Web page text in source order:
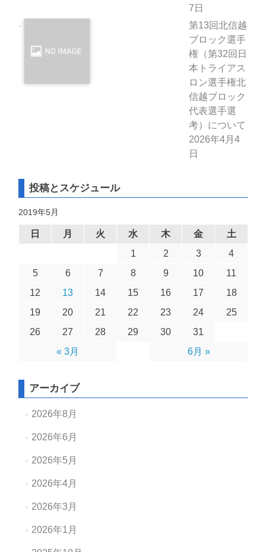
7日
第13回北信越
ブロック選手
権（第32回日
本トライアス
ロン選手権北
信越ブロック
代表選手選
考）について
2026年4月4
日
投稿とスケジュール
2019年5月
日 月 火 水 木 金 土
« 3月 6月 »
1 2 3
4
5
6 7 8 9 10
11
12
13 14 15 16 17
18
19
20 21 22 23 24
25
26
27 28 29 30 31
アーカイブ
2026年8月
2026年6月
2026年5月
2026年4月
2026年3月
2026年1月